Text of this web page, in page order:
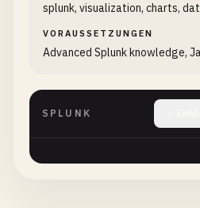
splunk, visualization, charts,
VORAUSSETZUNGEN
Advanced Splunk knowledge,
SPLUNK